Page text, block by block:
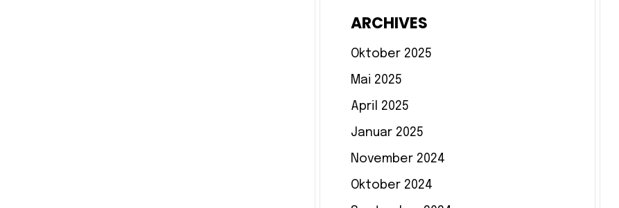
ARCHIVES
Oktober 2025
Mai 2025
April 2025
Januar 2025
November 2024
Oktober 2024